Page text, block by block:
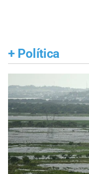
+ Política